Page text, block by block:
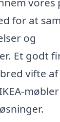
for at
og
Et godt
vifte